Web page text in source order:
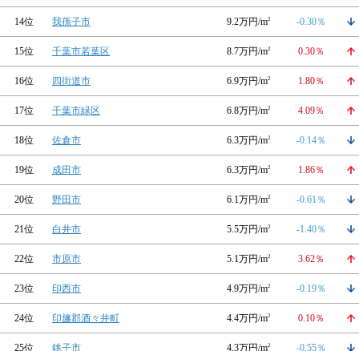
14位 我孫子市 9.2万円/m2 -0.30％
15位 千葉市若葉区 8.7万円/m2 0.30％
16位 四街道市 6.9万円/m2 1.80％
17位 千葉市緑区 6.8万円/m2 4.09％
18位 佐倉市 6.3万円/m2 -0.14％
19位 成田市 6.3万円/m2 1.86％
20位 野田市 6.1万円/m2 -0.61％
21位 白井市 5.5万円/m2 -1.40％
22位 市原市 5.1万円/m2 3.62％
23位 印西市 4.9万円/m2 -0.19％
24位 印旛郡酒々井町 4.4万円/m2 0.10％
25位 銚子市 4.3万円/m2 -0.55％